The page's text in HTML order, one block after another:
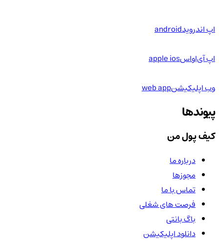
اپ اندرویدandroid
اپ آی‌او‌اسapple ios
وب اپلیکیشنweb app
پیوندها
کیف پول من
درباره ما
مجوزها
تماس با ما
فرصت های شغلی
باگ بانتی
دانلود اپلیکیشن